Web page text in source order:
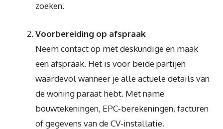
zoeken.
Voorbereiding op afspraak
Neem contact op met deskundige en maak
een afspraak. Het is voor beide partijen
waardevol wanneer je alle actuele details van
de woning paraat hebt. Met name
bouwtekeningen, EPC-berekeningen, facturen
of gegevens van de CV-installatie.